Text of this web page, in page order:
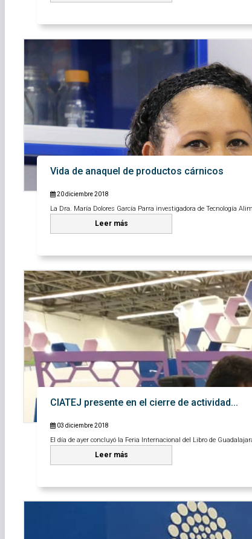
Vida de anaquel de productos cárnicos
20 diciembre 2018
La Dra. María Dolores García Parra investigadora de Tecnología
Leer más
CIATEJ presente en el cierre de actividad...
03 diciembre 2018
El día de ayer concluyó la Feria Internacional del Libro de
Leer más